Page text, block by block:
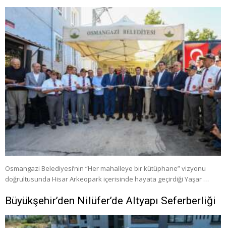
Osmangazi Belediyesi’nin “Her mahalleye bir kütüphane” vizyonu
doğrultusunda Hisar Arkeopark içerisinde hayata geçirdiği Yaşar …
Büyükşehir’den Nilüfer’de Altyapı Seferberliği